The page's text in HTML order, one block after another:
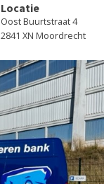
Locatie
Oost Buurtstraat 4
2841 XN Moordrecht